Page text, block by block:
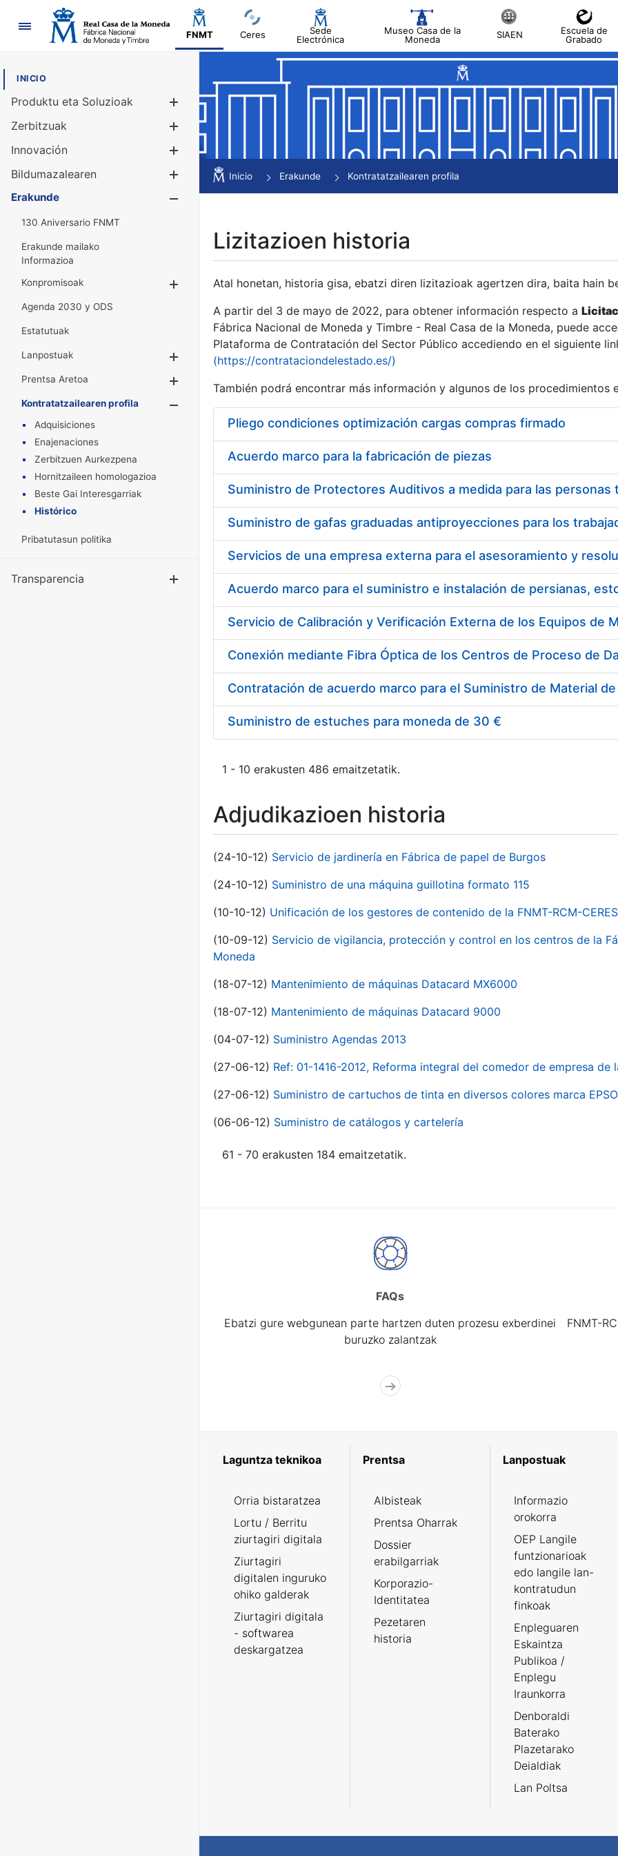
Nabigazioa
FNMT Ceres
Sede
Electrónica
Museo Casa de la
Moneda
SIAEN
Escuela de
Grabado
INICIO
Produktu eta Soluzioak
Erakutsi/Ezkutatu
Zerbitzuak
Innovación
Bildumazalearen
Erakutsi/Ezkutatu
Erakunde
130 Aniversario FNMT
Erakunde mailako
Informazioa
Konpromisoak
Erakutsi/Ezkutatu
Agenda 2030 y ODS
Estatutuak
Lanpostuak
Erakutsi/Ezkutatu
Prentsa Aretoa
Erakutsi/Ezkutatu
Kontratatzailearen profila
Erakutsi/Ezkutatu
Adquisiciones
Enajenaciones
Zerbitzuen Aurkezpena
Hornitzaileen homologazioa
Beste Gai Interesgarriak
Histórico
Pribatutasun politika
Transparencia Erakutsi/Ezkutatu
Inicio Erakunde Kontratatzailearen profila
Lizitazioen historia
Atal honetan, historia gisa, ebatzi diren lizitazioak agertzen dira, baita hain
A partir del 3 de mayo de 2022, para obtener información respecto a
Fábrica Nacional de Moneda y Timbre - Real Casa de la Moneda, puede
Plataforma de Contratación del Sector Público accediendo en el siguiente
(https://contrataciondelestado.es/)
También podrá encontrar más información y algunos de los procedimientos
Pliego condiciones optimización cargas compras firmado
Acuerdo marco para la fabricación de piezas
Acuerdo marco para el suministro e instalación de persianas,
Suministro de estuches para moneda de 30 €
1 - 10 erakusten 486 emaitzetatik.
Adjudikazioen historia
(24-10-12) Servicio de jardinería en Fábrica de papel de Burgos
(24-10-12) Suministro de una máquina guillotina formato 115
(10-10-12) Unificación de los gestores de contenido de la FNMT-RCM-CERES
(10-09-12) Servicio de vigilancia, protección y control en los centros de la
Moneda
(18-07-12) Mantenimiento de máquinas Datacard MX6000
(18-07-12) Mantenimiento de máquinas Datacard 9000
(04-07-12) Suministro Agendas 2013
(27-06-12) Ref: 01-1416-2012, Reforma integral del comedor de empresa de
(27-06-12) Suministro de cartuchos de tinta en diversos colores marca
(06-06-12) Suministro de catálogos y cartelería
61 - 70 erakusten 184 emaitzetatik.
FAQs
Ebatzi gure webgunean parte hartzen duten prozesu exberdinei
buruzko zalantzak
FNMT-
Laguntza teknikoa
Orria bistaratzea
Lortu / Berritu
ziurtagiri digitala
Ziurtagiri
digitalen inguruko
ohiko galderak
Ziurtagiri digitala
- softwarea
deskargatzea
Prentsa
Albisteak
Prentsa Oharrak
Dossier
erabilgarriak
Korporazio-
Identitatea
Pezetaren
historia
Lanpostuak
Informazio
orokorra
OEP Langile
funtzionarioak
edo langile lan-
kontratudun
finkoak
Enpleguaren
Eskaintza
Publikoa /
Enplegu
Iraunkorra
Denboraldi
Baterako
Plazetarako
Deialdiak
Lan Poltsa